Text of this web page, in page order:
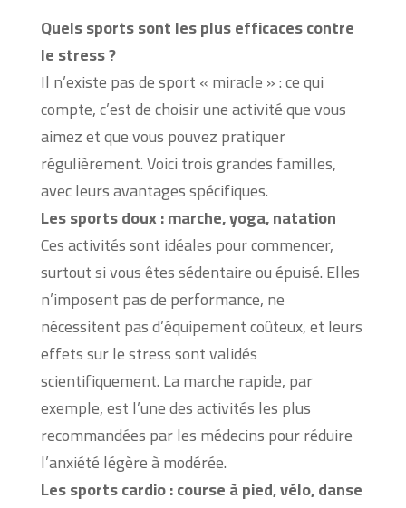
Quels sports sont les plus efficaces contre
le stress ?
Il n’existe pas de sport « miracle » : ce qui
compte, c’est de choisir une activité que vous
aimez et que vous pouvez pratiquer
régulièrement. Voici trois grandes familles,
avec leurs avantages spécifiques.
Les sports doux : marche, yoga, natation
Ces activités sont idéales pour commencer,
surtout si vous êtes sédentaire ou épuisé. Elles
n’imposent pas de performance, ne
nécessitent pas d’équipement coûteux, et leurs
effets sur le stress sont validés
scientifiquement. La marche rapide, par
exemple, est l’une des activités les plus
recommandées par les médecins pour réduire
l’anxiété légère à modérée.
Les sports cardio : course à pied, vélo, danse